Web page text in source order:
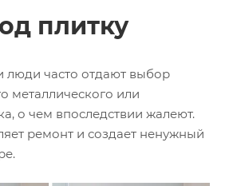
плитку
люди часто отдают выбор
металлического или
о чем впоследствии жалеют.
ремонт и создает ненужный